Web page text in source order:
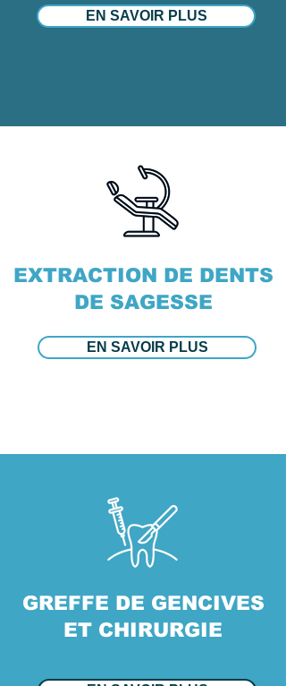
EN SAVOIR PLUS
EXTRACTION DE DENTS
DE SAGESSE
EN SAVOIR PLUS
GREFFE DE GENCIVES
ET CHIRURGIE